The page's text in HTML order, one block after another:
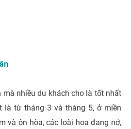
nhiều du khách cho là tốt nhất
là từ tháng 3 và tháng 5, ở miền
và ôn hòa, các loài hoa đang nở,